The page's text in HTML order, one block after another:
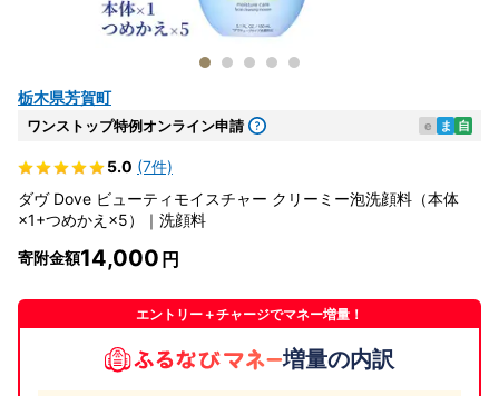
栃木県芳賀町
ワンストップ特例オンライン申請 e ま 自
5.0 (7件)
ダヴ Dove ビューティモイスチャー クリーミー泡洗顔料（本体
×1+つめかえ×5）｜洗顔料
寄附金額14,000
エントリー＋チャージでマネー増量！
増量の内訳